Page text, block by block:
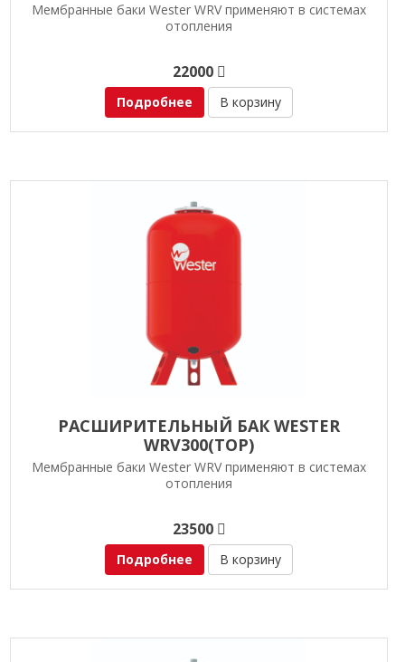
Мембранные баки Wester WRV применяют в системах
отопления
22000
Подробнее В корзину
РАСШИРИТЕЛЬНЫЙ БАК WESTER
WRV300(TOP)
Мембранные баки Wester WRV применяют в системах
отопления
23500
Подробнее В корзину